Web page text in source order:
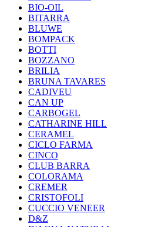
BIO-OIL
BITARRA
BLUWE
BOMPACK
BOTTI
BOZZANO
BRILIA
BRUNA TAVARES
CADIVEU
CAN UP
CARBOGEL
CATHARINE HILL
CERAMEL
CICLO FARMA
CINCO
CLUB BARRA
COLORAMA
CREMER
CRISTOFOLI
CUCCIO VENEER
D&Z